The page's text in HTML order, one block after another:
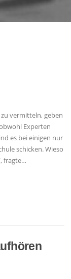
vermitteln, geben
Experten
es bei einigen nur
schicken. Wieso
fragte…